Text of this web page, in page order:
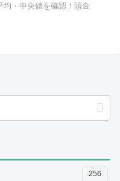
均・中央値を確認！頭金
256